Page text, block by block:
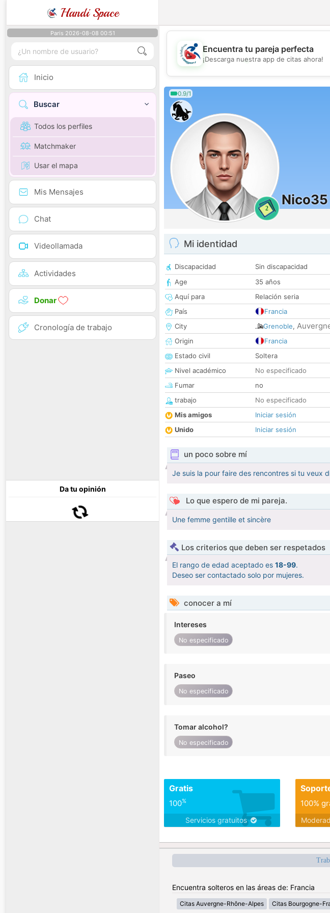
Handi Space
Paris 2026-08-08 00:51
Inicio
Buscar
Todos los perfiles
Matchmaker
Usar el mapa
Mis Mensajes
Chat
Videollamada
Actividades
Donar
Cronología de trabajo
Da tu opinión
💖
Encuentra tu pareja perfecta
¡Descarga nuestra app de citas ahora!
0.9/1
2
Nico35
Mi identidad
Discapacidad
Sin discapacidad
Age
35 años
Aquí para
Relación seria
País
Francia
City
Grenoble,
Origin
Francia
Estado civil
Soltera
Nivel académico
No especificado
Fumar
no
trabajo
No especificado
Mis amigos
Iniciar sesión
Unido
Iniciar sesión
un poco sobre mí
Je suis la pour faire des rencontres si tu veux
Lo que espero de mi pareja.
Une femme gentille et sincère
Los criterios que deben ser respetados
El rango de edad aceptado es 18-99.
Deseo ser contactado solo por mujeres.
conocer a mí
Intereses
No especificado
Paseo
No especificado
Tomar alcohol?
No especificado
Gratis
100%
Servicios gratuitos
100%
Encuentra solteros en las áreas de: Francia
Citas Auvergne-Rhône-Alpes Citas Bourgogne-